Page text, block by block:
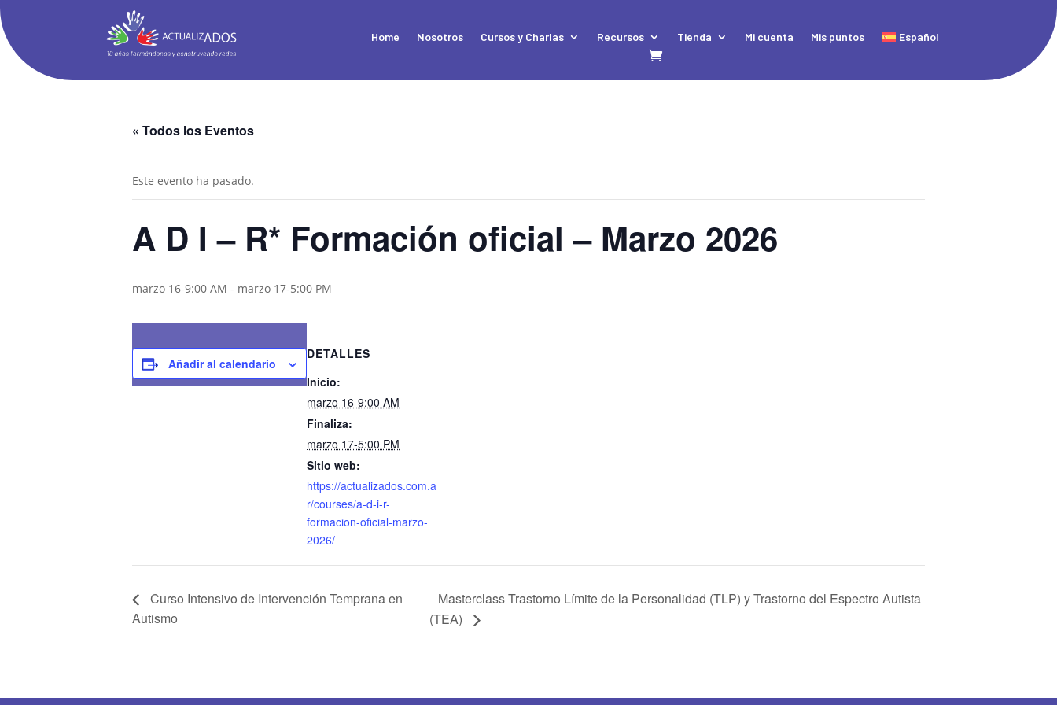
Home Nosotros Cursos y Charlas Recursos Tienda Mi cuenta Mis puntos Español
« Todos los Eventos
Este evento ha pasado.
A D I – R* Formación oficial – Marzo 2026
marzo 16-9:00 AM - marzo 17-5:00 PM
Añadir al calendario
DETALLES
Inicio:
marzo 16-9:00 AM
Finaliza:
marzo 17-5:00 PM
Sitio web:
https://actualizados.com.a
r/courses/a-d-i-r-
formacion-oficial-marzo-
2026/
Curso Intensivo de Intervención Temprana en
Autismo
Masterclass Trastorno Límite de la Personalidad (TLP) y Trastorno del Espectro Autista
(TEA)